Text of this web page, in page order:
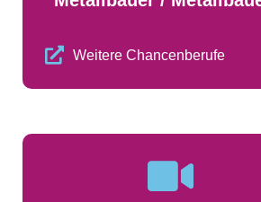
Weitere Chancenberufe